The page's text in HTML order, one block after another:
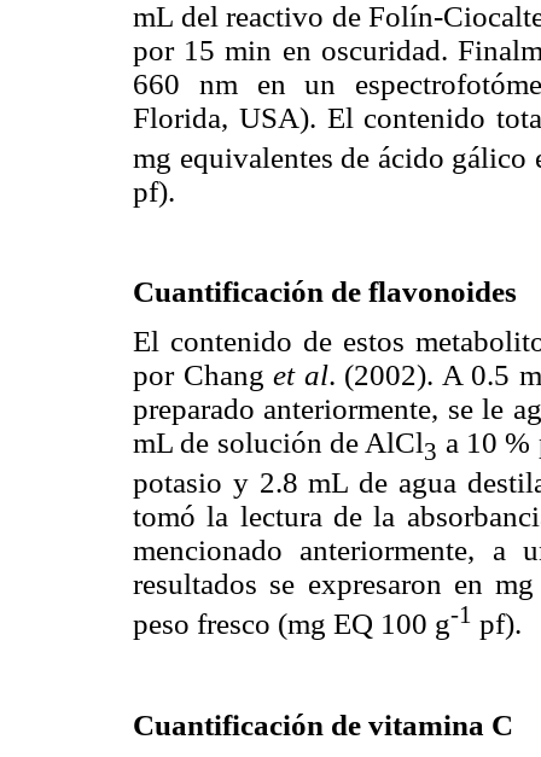
mL del reactivo de Folín-
por 15 min en oscuridad.
660 nm en un
Florida, USA). El contenido
mg equivalentes de ácido
pf).
Cuantificación de flavonoides
El contenido de estos
por Chang et al. (2002). A 0.5
preparado anteriormente, se le
mL de solución de AlCl3 a 10 %
potasio y 2.8 mL de agua
tomó la lectura de la
mencionado anteriormente,
resultados se expresaron en
peso fresco (mg EQ 100 g-1 pf).
Cuantificación de vitamina C